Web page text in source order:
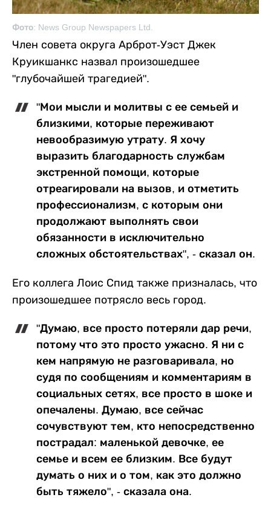
Фото: News Group Newspapers Ltd.
Член совета округа Арброт-Уэст Джек
Круикшанкс назвал произошедшее
"глубочайшей трагедией".
"Мои мысли и молитвы с ее семьей и
близкими, которые переживают
невообразимую утрату. Я хочу
выразить благодарность службам
экстренной помощи, которые
отреагировали на вызов, и отметить
профессионализм, с которым они
продолжают выполнять свои
обязанности в исключительно
сложных обстоятельствах", - сказал он.
Его коллега Лоис Спид также призналась, что
произошедшее потрясло весь город.
"Думаю, все просто потеряли дар речи,
потому что это просто ужасно. Я ни с
кем напрямую не разговаривала, но
судя по сообщениям и комментариям в
социальных сетях, все просто в шоке и
опечалены. Думаю, все сейчас
сочувствуют тем, кто непосредственно
пострадал: маленькой девочке, ее
семье и всем ее близким. Все будут
думать о них и о том, как это должно
быть тяжело", - сказала она.